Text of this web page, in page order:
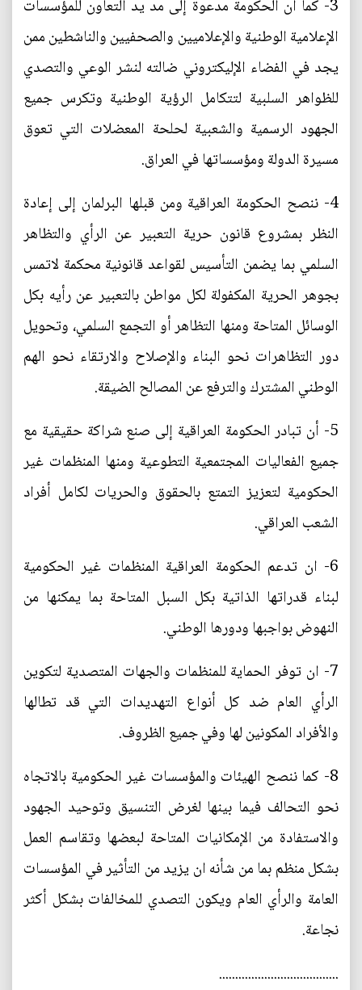
3- كما ان الحكومة مدعوة إلى مد يد التعاون للمؤسسات
الإعلامية الوطنية والإعلاميين والصحفيين والناشطين ممن
يجد في الفضاء الإليكتروني ضالته لنشر الوعي والتصدي
للظواهر السلبية لتتكامل الرؤية الوطنية وتكرس جميع
الجهود الرسمية والشعبية لحلحة المعضلات التي تعوق
مسيرة الدولة ومؤسساتها في العراق.
4- ننصح الحكومة العراقية ومن قبلها البرلمان إلى إعادة
النظر بمشروع قانون حرية التعبير عن الرأي والتظاهر
السلمي بما يضمن التأسيس لقواعد قانونية محكمة لاتمس
بجوهر الحرية المكفولة لكل مواطن بالتعبير عن رأيه بكل
الوسائل المتاحة ومنها التظاهر أو التجمع السلمي، وتحويل
دور التظاهرات نحو البناء والإصلاح والارتقاء نحو الهم
الوطني المشترك والترفع عن المصالح الضيقة.
5- أن تبادر الحكومة العراقية إلى صنع شراكة حقيقية مع
جميع الفعاليات المجتمعية التطوعية ومنها المنظمات غير
الحكومية لتعزيز التمتع بالحقوق والحريات لكامل أفراد
الشعب العراقي.
6- ان تدعم الحكومة العراقية المنظمات غير الحكومية
لبناء قدراتها الذاتية بكل السبل المتاحة بما يمكنها من
النهوض بواجبها ودورها الوطني.
7- ان توفر الحماية للمنظمات والجهات المتصدية لتكوين
الرأي العام ضد كل أنواع التهديدات التي قد تطالها
والأفراد المكونين لها وفي جميع الظروف.
8- كما ننصح الهيئات والمؤسسات غير الحكومية بالاتجاه
نحو التحالف فيما بينها لغرض التنسيق وتوحيد الجهود
والاستفادة من الإمكانيات المتاحة لبعضها وتقاسم العمل
بشكل منظم بما من شأنه ان يزيد من التأثير في المؤسسات
العامة والرأي العام ويكون التصدي للمخالفات بشكل أكثر
نجاعة.
.....................................